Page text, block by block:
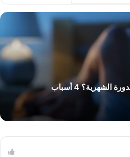
هل يتأثر نومكِ أثناء الدورة الشهرية؟ 4 أسباب